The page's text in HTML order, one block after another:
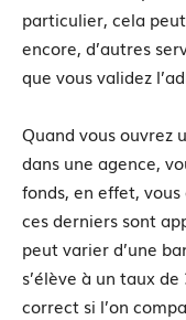
particulier, cela
encore, d’autres
que vous validez
Quand vous ouvrez
dans une agence,
fonds, en effet,
ces derniers sont
peut varier d’une
s’élève à un taux
correct si l’on